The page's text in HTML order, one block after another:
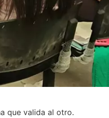
que valida al otro.